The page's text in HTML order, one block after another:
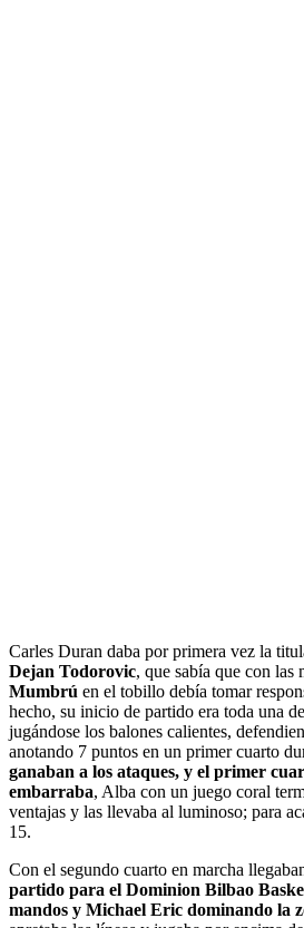
Carles Duran daba por primera vez la
Dejan Todorovic, que sabía que con las
Mumbrú en el tobillo debía tomar
hecho, su inicio de partido era toda una
jugándose los balones calientes,
anotando 7 puntos en un primer cuarto
ganaban a los ataques, y el primer
embarraba, Alba con un juego coral
ventajas y las llevaba al luminoso; para
15.
Con el segundo cuarto en marcha
partido para el Dominion Bilbao
mandos y Michael Eric dominando la